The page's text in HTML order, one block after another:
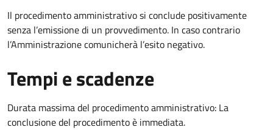
Il procedimento amministrativo si conclude positivamente
senza l’emissione di un provvedimento. In caso contrario
l’Amministrazione comunicherà l’esito negativo.
Tempi e scadenze
Durata massima del procedimento amministrativo: La
conclusione del procedimento è immediata.